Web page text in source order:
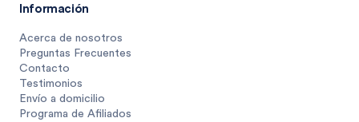
Información
Acerca de nosotros
Preguntas Frecuentes
Contacto
Testimonios
Envío a domicilio
Programa de Afiliados